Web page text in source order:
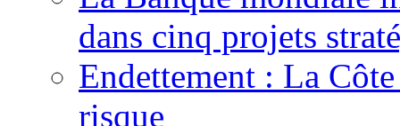
dans cinq projets
Endettement : La
risque